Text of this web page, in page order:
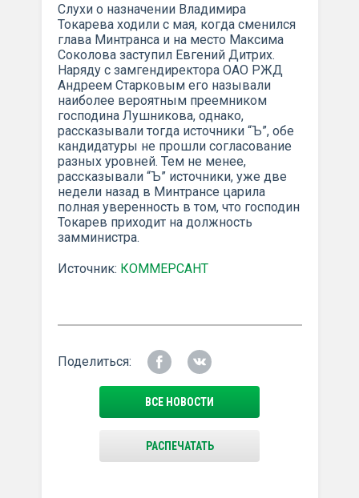
Слухи о назначении Владимира
Токарева ходили с мая, когда сменился
глава Минтранса и на место Максима
Соколова заступил Евгений Дитрих.
Наряду с замгендиректора ОАО РЖД
Андреем Старковым его называли
наиболее вероятным преемником
господина Лушникова, однако,
рассказывали тогда источники “Ъ”, обе
кандидатуры не прошли согласование
разных уровней. Тем не менее,
рассказывали “Ъ” источники, уже две
недели назад в Минтрансе царила
полная уверенность в том, что господин
Токарев приходит на должность
замминистра.
Источник: КОММЕРСАНТ
Поделиться:
ВСЕ НОВОСТИ
РАСПЕЧАТАТЬ